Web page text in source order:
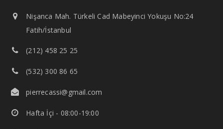
Nişanca Mah. Türkeli Cad Mabeyinci Yokuşu No:24
Fatih/İstanbul
(212) 458 25 25
(532) 300 86 65
pierrecassi@gmail.com
Hafta İçi - 08:00-19:00